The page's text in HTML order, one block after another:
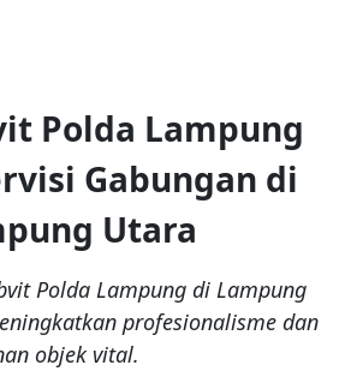
Polda Lampung
Gabungan di
Utara
Polda Lampung di Lampung
profesionalisme dan
objek vital.